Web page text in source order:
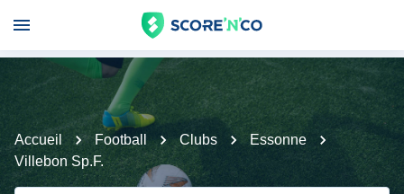
Accueil Football Clubs
Essonne
Villebon Sp.F.